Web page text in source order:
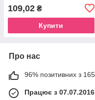
109,02 ₴
Купити
Про нас
96% позитивних з 165
Працює з 07.07.2016